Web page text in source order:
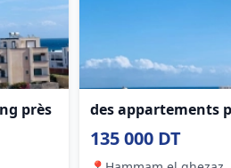
près des appartements
135 000 DT